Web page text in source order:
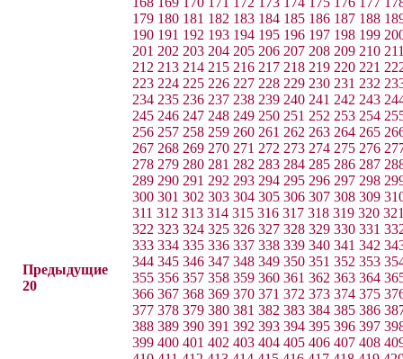
Предыдущие
20
179 180 181 182 183 184 185 186 187 188
190 191 192 193 194 195 196 197 198 199
201 202 203 204 205 206 207 208 209 210
212 213 214 215 216 217 218 219 220 221
223 224 225 226 227 228 229 230 231 232
234 235 236 237 238 239 240 241 242 243
245 246 247 248 249 250 251 252 253 254
256 257 258 259 260 261 262 263 264 265
267 268 269 270 271 272 273 274 275 276
278 279 280 281 282 283 284 285 286 287
289 290 291 292 293 294 295 296 297 298
300 301 302 303 304 305 306 307 308 309
311 312 313 314 315 316 317 318 319 320
322 323 324 325 326 327 328 329 330 331
333 334 335 336 337 338 339 340 341 342
344 345 346 347 348 349 350 351 352 353
355 356 357 358 359 360 361 362 363 364
366 367 368 369 370 371 372 373 374 375
377 378 379 380 381 382 383 384 385 386
388 389 390 391 392 393 394 395 396 397
399 400 401 402 403 404 405 406 407 408